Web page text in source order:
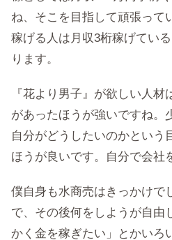
ね、そこを目指して頑張って
稼げる人は月収3桁稼げてい
ります。
『花より男子』が欲しい人
があったほうが強いですね。
自分がどうしたいのかという
ほうが良いです。自分で会社
僕自身も水商売はきっかけで
で、その後何をしようが自由
かく金を稼ぎたい」とかいろ